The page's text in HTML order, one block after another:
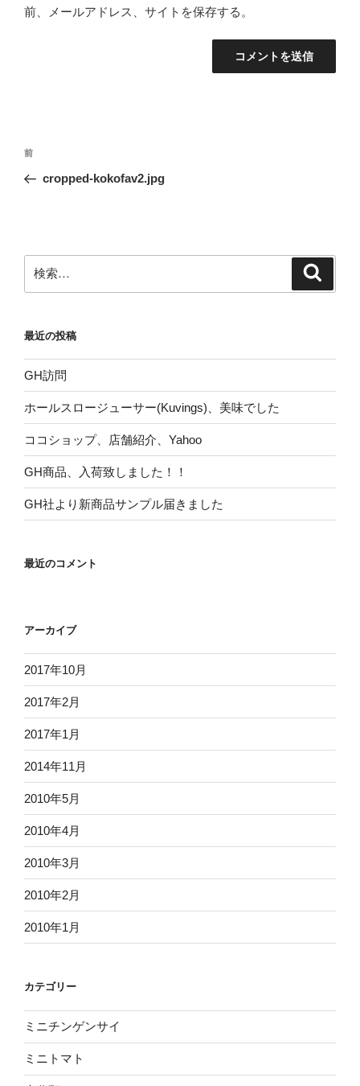
前、メールアドレス、サイトを保存する。
投
ナ
ー
シ
前
の
前
cropped-kokofav2.jpg
索:
最近の投稿
GH訪問
ホールスロージューサー(Kuvings)、美味でした
ココショップ、店舗紹介、Yahoo
GH商品、入荷致しました！！
GH社より新商品サンプル届きました
最近のコメント
アーカイブ
2017年10月
2017年2月
2017年1月
2014年11月
2010年5月
2010年4月
2010年3月
2010年2月
2010年1月
カテゴリー
ミニチンゲンサイ
ミニトマト